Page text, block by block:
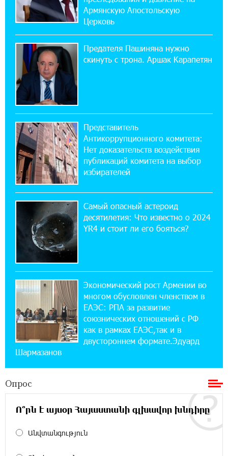
ЕАЭС со временем будет расширяться. Когда-
нибудь это поймёт и рядовой армянин, но
11:03:52 31-07-2026
Если Израиль использует тему Геноцида
армян против Эрдогана, то что для него
значит сам Геноцид?
17:16:14 30-07-2026
ВТБ (Армения): вклад «Стабильный» — до
10% годовых и оформление в мобильном
приложении
17:03:49 30-07-2026
Платформа Rate.Trading на Seaside Startup
14:44:13 29-07-2026
Состоялось открытие Khachaturian Rooftop
при поддержке IDBank
18:38:18 28-07-2026
Пашинян ты упустил свой шанс уйти
спокойно. Аршак Карапетян
12:04:53 28-07-2026
Обновленный Центр продаж и обслуживания
Ucom открылся по адресу ул. Шаумяна, 24/2
в Арарате
22:28:49 27-07-2026
Никогда Нагорный Карабах не был в составе
независимого Азербайджана. Аршак
Армянскую Апостольскую
Церковь
Предателя Пашиняна нужно
скинуть с трона. Аршак Карапетян
Представитель
Антикоррупционного комитета:
Нет доказательств воздействия
публикаций комитета на выбор
избирателей
Самый опасный астероид
десятилетия: Что известно о 2024
YR4 и стоит ли его бояться?
Экономический рост Армении во
многом обусловлен членством в
ЕАЭС: РПА за развитие
союзнических отношений с РФ
как в рамках ЕАЭС,так и в
двустороннем формате.Эдуард
Шармазанов
Опрос
Ո՞րն է այսօր Հայաստանի գլխավոր խնդիրը
Անվտանգություն